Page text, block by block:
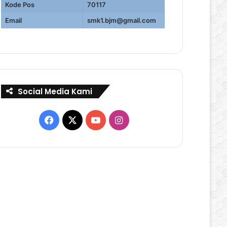
Kode Pos
70117
Email
smk1.bjm@gmail.com
Social Media Kami
Facebook
X YouTubeInstagram